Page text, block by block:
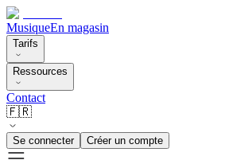
MusiqueEn magasin
Tarifs
Ressources
Contact
🇫🇷
Se connecter Créer un compte